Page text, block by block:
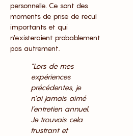
personnelle. Ce sont des
moments de prise de recul
importants et qui
n’existeraient probablement
pas autrement.
“Lors de mes
expériences
précédentes, je
n’ai jamais aimé
l’entretien annuel.
Je trouvais cela
frustrant et